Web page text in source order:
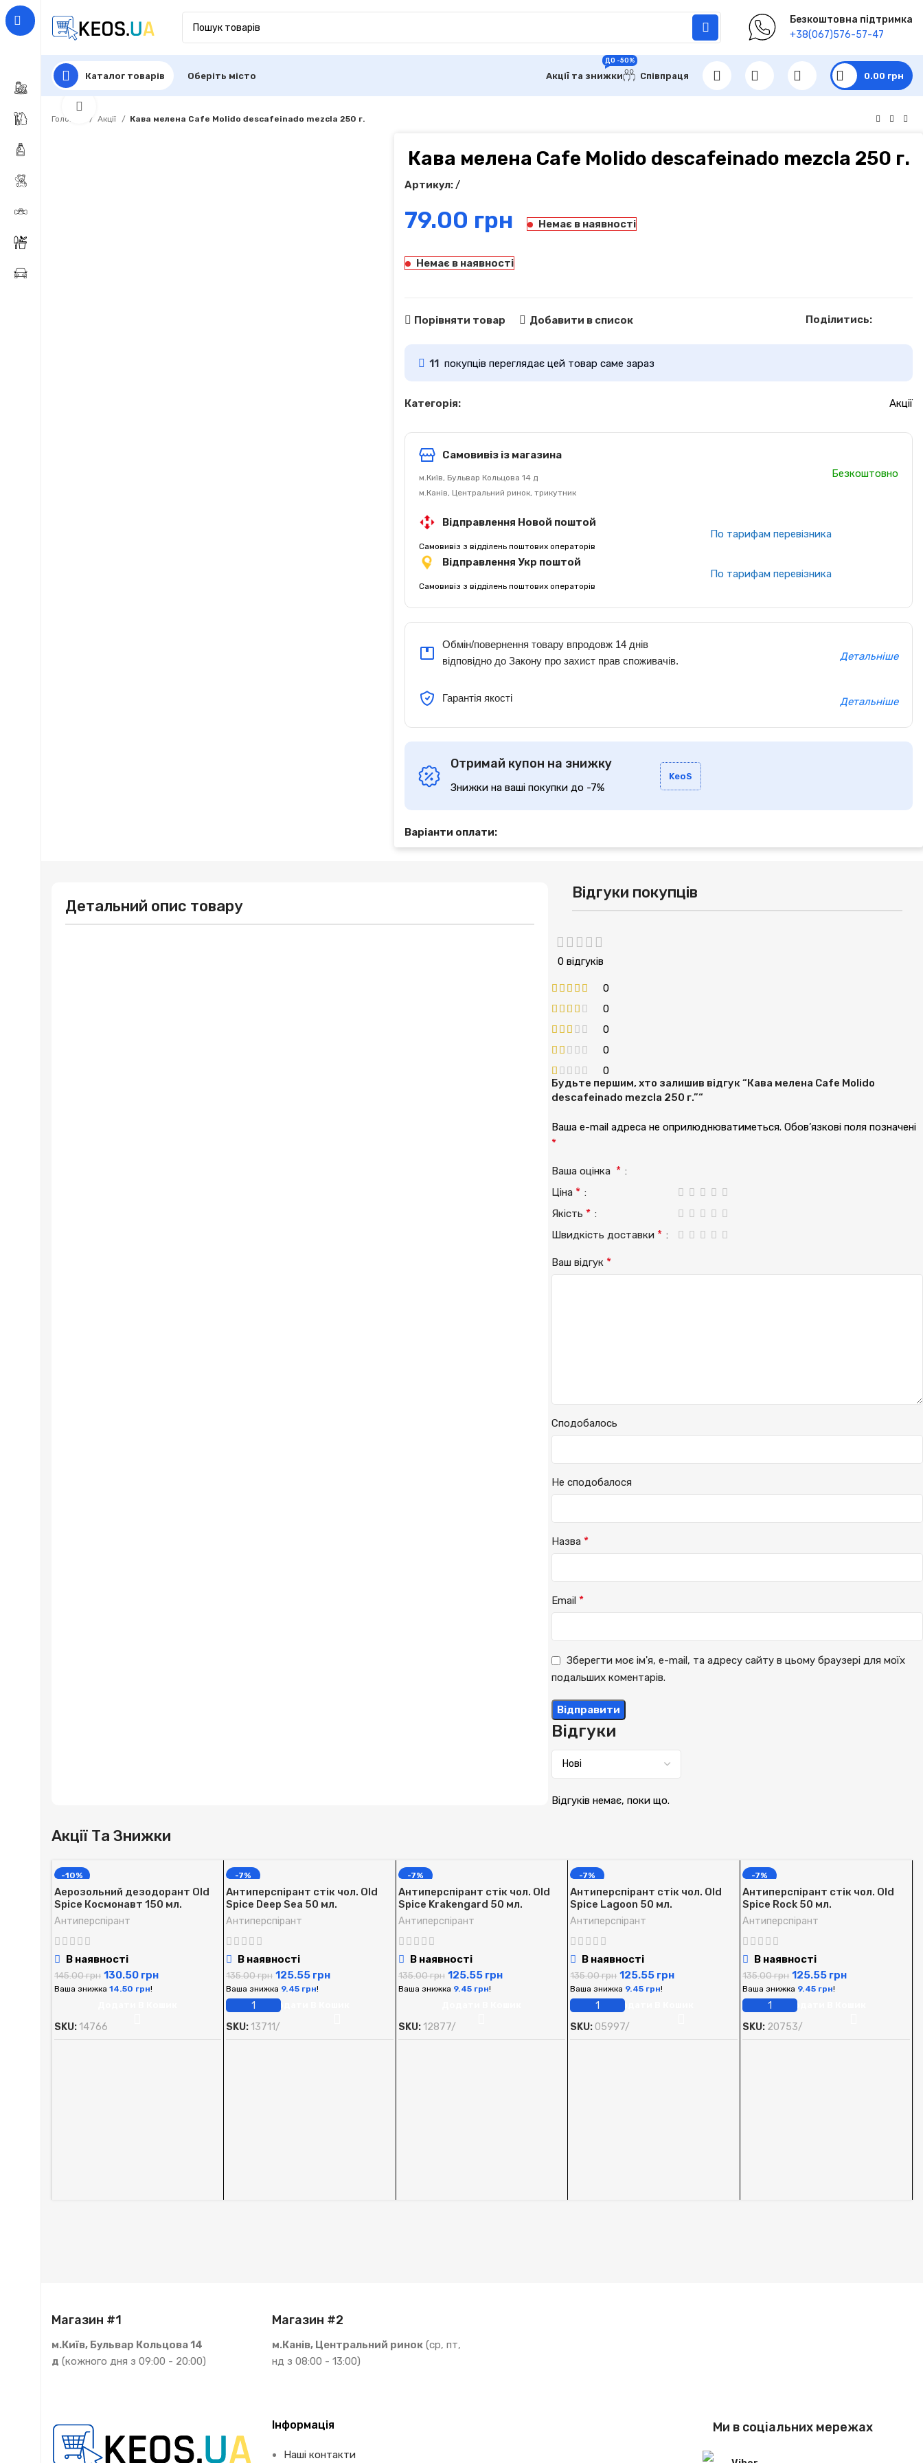
Безкоштовна підтримка
+38(067)576-57-47
Каталог товарів Оберіть місто Акції та знижки
ДО -50%
Співпраця 0.00 грн
Головна Акції Кава мелена Cafe Molido descafeinado mezcla 250 г.
Кава мелена Cafe Molido descafeinado mezcla 250 г.
Артикул:/
грн Немає в наявності
Немає в наявності
Порівняти товар Добавити в список Поділитись:
11 покупців переглядає цей товар саме зараз
Категорія: Акції
Самовивіз із магазина
м.Київ, Бульвар Кольцова 14 д
м.Канів, Центральний ринок, трикутник
Безкоштовно
Відправлення Новой поштой
Самовивіз з відділень поштових операторів
По тарифам перевізника
Відправлення Укр поштой
Самовивіз з відділень поштових операторів
По тарифам перевізника
Обмін/повернення товару впродовж 14 днів
відповідно до Закону про захист прав споживачів.
Детальніше
Гарантія якості Детальніше
Отримай купон на знижку
Знижки на ваші покупки до -7%
KeoS
Варіанти оплати:
Детальний опис товару
Відгуки покупців
0 відгуків
0
0
0
0
0
Відгуки
Відгуків немає, поки що.
Будьте першим, хто залишив відгук “Кава мелена Cafe Molido
descafeinado mezcla 250 г.”“
Ваша e-mail адреса не оприлюднюватиметься. Обов’язкові поля позначені
*
Ваша оцінка *
Ціна *
Якість *
Швидкість доставки *
Ваш відгук *
Сподобалось
Не сподобалося
Назва *
Email *
Зберегти моє ім'я, e-mail, та адресу сайту в цьому браузері для моїх
подальших коментарів.
Акції Та Знижки
-10%
Аерозольний дезодорант Old
Spice Космонавт 150 мл.
Антиперспірант
В наявності
145.00грн 130.50 грн
Ваша знижка 14.50 грн!
SKU: 14766
-7%
Антиперспірант стік чол. Old
Spice Deep Sea 50 мл.
Антиперспірант
В наявності
135.00грн 125.55 грн
Ваша знижка 9.45 грн!
SKU: 13711/
-7%
Антиперспірант стік чол. Old
Spice Krakengard 50 мл.
Антиперспірант
В наявності
135.00грн 125.55 грн
Ваша знижка 9.45 грн!
SKU: 12877/
-7%
Антиперспірант стік чол. Old
Spice Lagoon 50 мл.
Антиперспірант
В наявності
135.00грн 125.55 грн
Ваша знижка 9.45 грн!
SKU: 05997/
-7%
Антиперспірант стік чол. Old
Spice Rock 50 мл.
Антиперспірант
В наявності
135.00грн 125.55 грн
Ваша знижка 9.45 грн!
SKU: 20753/
Магазин #1
м.Київ, Бульвар Кольцова 14
д (кожного дня з 09:00 - 20:00)
Магазин #2
м.Канів, Центральний ринок (ср, пт,
нд з 08:00 - 13:00)
Інформація
Наші контакти
Ми в соціальних мережах